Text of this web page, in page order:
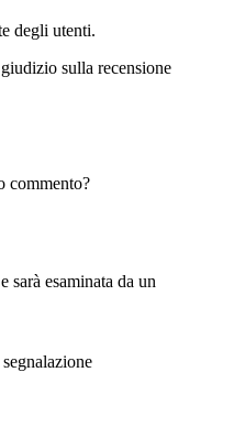
degli utenti.
sulla recensione
commento?
sarà esaminata da un